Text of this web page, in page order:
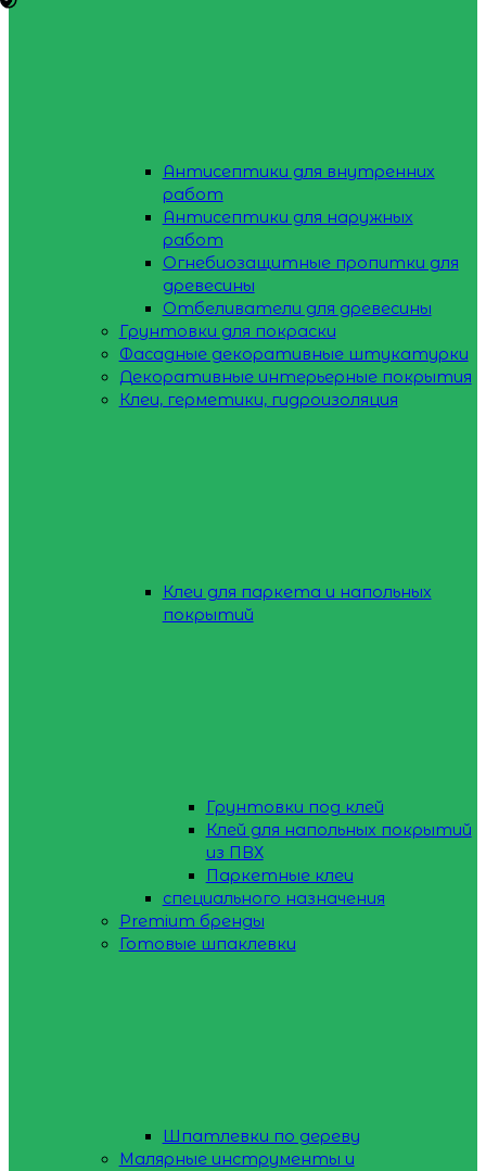
Антисептики для внутренних
работ
Антисептики для наружных
работ
Огнебиозащитные пропитки для
древесины
Отбеливатели для древесины
Грунтовки для покраски
Фасадные декоративные штукатурки
Декоративные интерьерные покрытия
Клеи, герметики, гидроизоляция
Клеи для паркета и напольных
покрытий
Грунтовки под клей
Клей для напольных покрытий
из ПВХ
Паркетные клеи
специального назначения
Premium бренды
Готовые шпаклевки
Шпатлевки по дереву
Малярные инструменты и